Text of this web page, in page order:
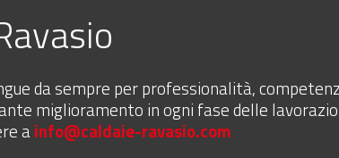
da sempre per professionalità,
miglioramento in ogni fase delle
ainfo@caldaie-ravasio.com